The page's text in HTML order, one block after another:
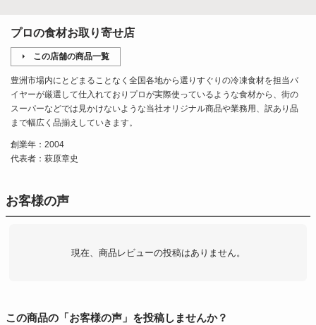
プロの食材お取り寄せ店
この店舗の商品一覧
豊洲市場内にとどまることなく全国各地から選りすぐりの冷凍食材を担当バ
イヤーが厳選して仕入れておりプロが実際使っているような食材から、街の
スーパーなどでは見かけないような当社オリジナル商品や業務用、訳あり品
まで幅広く品揃えしていきます。
創業年：2004
代表者：萩原章史
お客様の声
現在、商品レビューの投稿はありません。
この商品の「お客様の声」を投稿しませんか？